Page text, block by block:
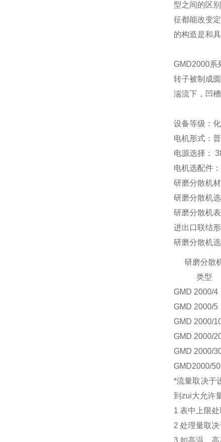
型之间的区
征都能改变
的构造是和
GM D2000系
转子被制成
湍流下，凹
设备等级：
电机形式：
电源选择：
电机选配件
研磨分散机
研磨分散机
研磨分散机
进出口联结
研磨分散机
研磨分散
类型
GM D 2000/4
GM D 2000/5
GM D 2000/
GM D 2000/
GM D 2000/
GM D2000/50
*流量取决于
到zui大允许
1 表中上限
2 处理量取
3 如高温，